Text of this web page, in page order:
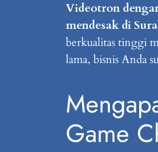
Videotron
mendesak di
berkualitas tinggi
lama, bisnis Anda
Game